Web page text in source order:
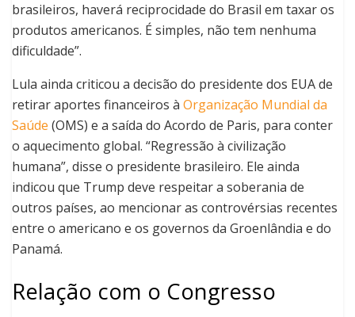
brasileiros, haverá reciprocidade do Brasil em taxar os
produtos americanos. É simples, não tem nenhuma
dificuldade”.
Lula ainda criticou a decisão do presidente dos EUA de
retirar aportes financeiros à Organização Mundial da
Saúde (OMS) e a saída do Acordo de Paris, para conter
o aquecimento global. “Regressão à civilização
humana”, disse o presidente brasileiro. Ele ainda
indicou que Trump deve respeitar a soberania de
outros países, ao mencionar as controvérsias recentes
entre o americano e os governos da Groenlândia e do
Panamá.
Relação com o Congresso